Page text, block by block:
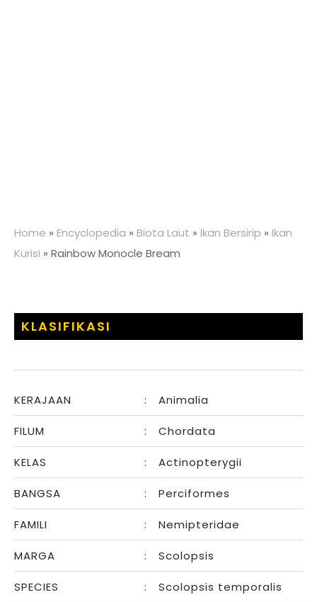
Home » Encyclopedia » Biota Laut » Ikan Bersirip » Ikan
Kurisi » Rainbow Monocle Bream
KLASIFIKASI
KERAJAAN : Animalia
FILUM : Chordata
KELAS : Actinopterygii
BANGSA : Perciformes
FAMILI : Nemipteridae
MARGA : Scolopsis
SPECIES : Scolopsis temporalis